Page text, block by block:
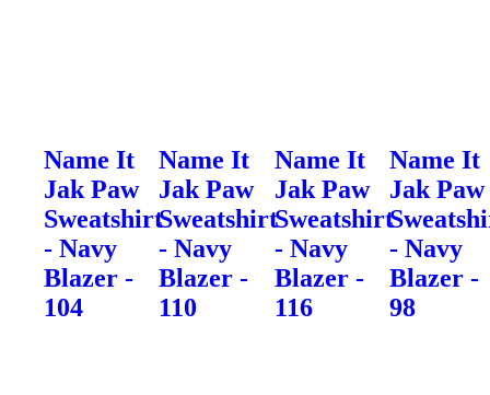
Name It
Jak Paw
Sweatshirt
- Navy
Blazer -
104
Name It
Jak Paw
Sweatshirt
- Navy
Blazer -
110
Name It
Jak Paw
Sweatshirt
- Navy
Blazer -
116
Name It
Jak Paw
- Navy
Blazer -
98